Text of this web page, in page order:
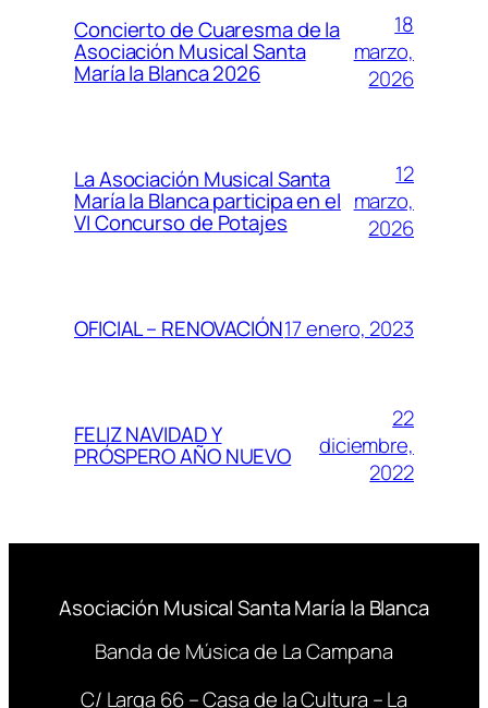
Concierto de Cuaresma de la
Asociación Musical Santa
María la Blanca 2026
18
marzo,
2026
La Asociación Musical Santa
María la Blanca participa en el
VI Concurso de Potajes
12
marzo,
2026
OFICIAL – RENOVACIÓN17 enero, 2023
FELIZ NAVIDAD Y
PRÓSPERO AÑO NUEVO
22
diciembre,
2022
Asociación Musical Santa María la Blanca
Banda de Música de La Campana
C/ Larga 66 – Casa de la Cultura – La